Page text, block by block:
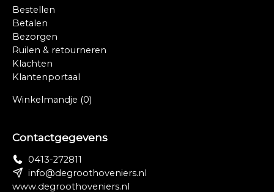
Bestellen
Betalen
Bezorgen
Ruilen & retourneren
Klachten
Klantenportaal
Winkelmandje (0)
Contactgegevens
0413-272811
info@degroothoveniers.nl
www.degroothoveniers.nl